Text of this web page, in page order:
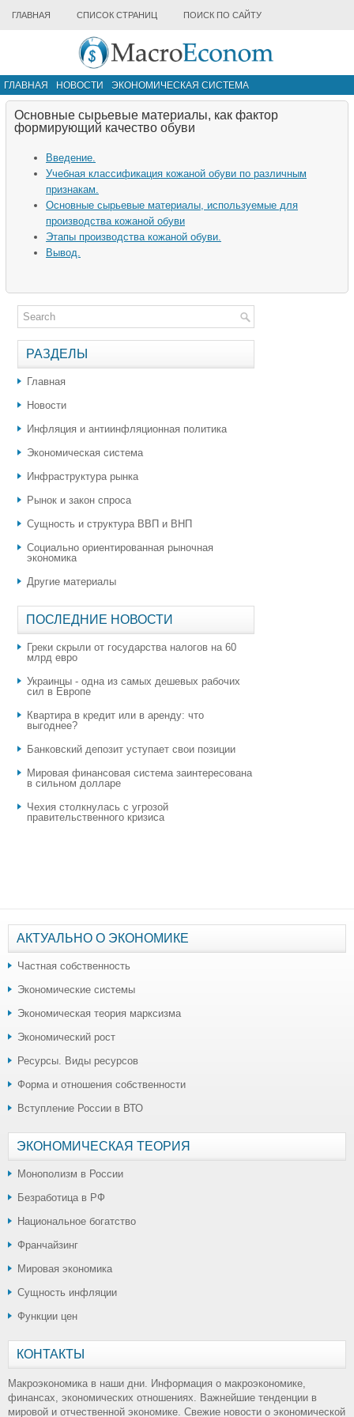
ГЛАВНАЯ СПИСОК СТРАНИЦ ПОИСК ПО САЙТУ
ГЛАВНАЯ НОВОСТИ
ЭКОНОМИЧЕСКАЯ СИСТЕМА
ИНФРАСТРУКТУРА РЫНКА
Основные сырьевые материалы, как фактор
формирующий качество обуви
Введение.
Учебная классификация кожаной обуви по различным
признакам.
Основные сырьевые материалы, используемые для
производства кожаной обуви
Этапы производства кожаной обуви.
Вывод.
РАЗДЕЛЫ
Главная
Новости
Инфляция и антиинфляционная политика
Экономическая система
Инфраструктура рынка
Рынок и закон спроса
Сущность и структура ВВП и ВНП
Социально ориентированная рыночная
экономика
Другие материалы
ПОСЛЕДНИЕ НОВОСТИ
Греки скрыли от государства налогов на 60
млрд евро
Украинцы - одна из самых дешевых рабочих
сил в Европе
Квартира в кредит или в аренду: что
выгоднее?
​Банковский депозит уступает свои позиции
Мировая финансовая система заинтересована
в сильном долларе
Чехия столкнулась с угрозой
правительственного кризиса
АКТУАЛЬНО О ЭКОНОМИКЕ
Частная собственность
Экономические системы
Экономическая теория марксизма
Экономический рост
Ресурсы. Виды ресурсов
Форма и отношения собственности
Вступление России в ВТО
ЭКОНОМИЧЕСКАЯ ТЕОРИЯ
Монополизм в России
Безработица в РФ
Национальное богатство
Франчайзинг
Мировая экономика
Сущность инфляции
Функции цен
КОНТАКТЫ
Макроэкономика в наши дни. Информация о макроэкономике,
финансах, экономических отношениях. Важнейшие тенденции в
мировой и отчественной экономике. Свежие новости о экономической